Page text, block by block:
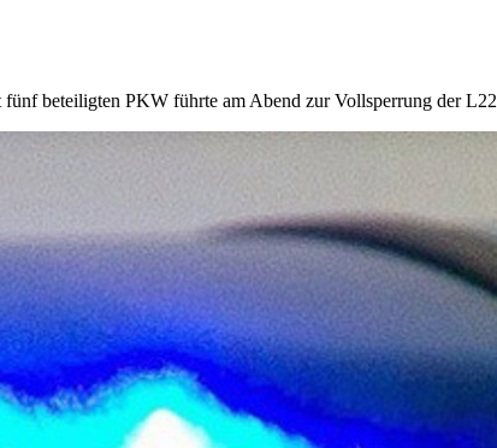
beteiligten PKW führte am Abend zur Vollsperrung der L22